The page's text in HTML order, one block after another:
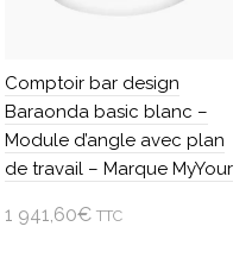
sur
la
page
du
produit
Comptoir bar design
Baraonda basic blanc –
Module d’angle avec plan
de travail – Marque MyYour
1 941,60€ TTC